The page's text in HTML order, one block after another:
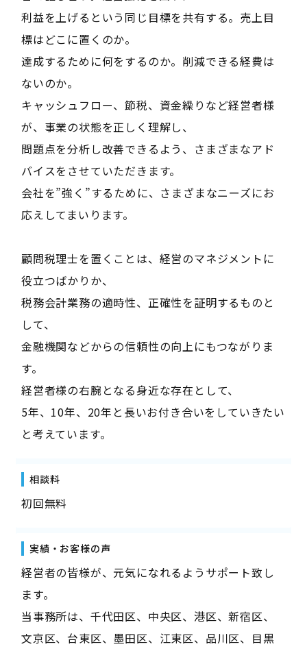
利益を上げるという同じ目標を共有する。売上目
標はどこに置くのか。
達成するために何をするのか。削減できる経費は
ないのか。
キャッシュフロー、節税、資金繰りなど経営者様
が、事業の状態を正しく理解し、
問題点を分析し改善できるよう、さまざまなアド
バイスをさせていただきます。
会社を”強く”するために、さまざまなニーズにお
応えしてまいります。
顧問税理士を置くことは、経営のマネジメントに
役立つばかりか、
税務会計業務の適時性、正確性を証明するものと
して、
金融機関などからの信頼性の向上にもつながりま
す。
経営者様の右腕となる身近な存在として、
5年、10年、20年と長いお付き合いをしていきたい
と考えています。
相談料
初回無料
実績・お客様の声
経営者の皆様が、元気になれるようサポート致し
ます。
当事務所は、千代田区、中央区、港区、新宿区、
文京区、台東区、墨田区、江東区、品川区、目黒